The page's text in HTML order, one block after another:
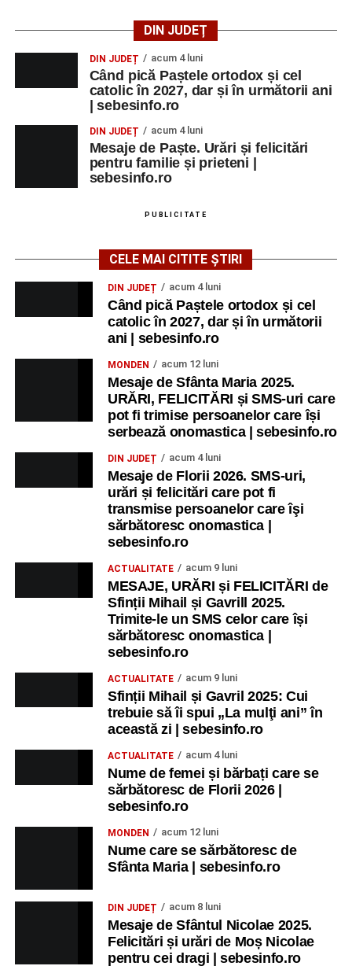
DIN JUDEȚ
DIN JUDEȚ acum 4 luni
Când pică Paștele ortodox și cel
catolic în 2027, dar și în următorii ani
| sebesinfo.ro
DIN JUDEȚ acum 4 luni
Mesaje de Paște. Urări și felicitări
pentru familie și prieteni |
sebesinfo.ro
PUBLICITATE
CELE MAI CITITE ȘTIRI
DIN JUDEȚ acum 4 luni
Când pică Paștele ortodox și cel
catolic în 2027, dar și în următorii
ani | sebesinfo.ro
MONDEN acum 12 luni
Mesaje de Sfânta Maria 2025.
URĂRI, FELICITĂRI și SMS-uri care
pot fi trimise persoanelor care își
serbează onomastica | sebesinfo.ro
DIN JUDEȚ acum 4 luni
Mesaje de Florii 2026. SMS-uri,
urări și felicitări care pot fi
transmise persoanelor care îşi
sărbătoresc onomastica |
sebesinfo.ro
ACTUALITATE acum 9 luni
MESAJE, URĂRI și FELICITĂRI de
Sfinții Mihail și Gavrill 2025.
Trimite-le un SMS celor care își
sărbătoresc onomastica |
sebesinfo.ro
ACTUALITATE acum 9 luni
Sfinții Mihail și Gavril 2025: Cui
trebuie să îi spui „La mulţi ani” în
această zi | sebesinfo.ro
ACTUALITATE acum 4 luni
Nume de femei și bărbați care se
sărbătoresc de Florii 2026 |
sebesinfo.ro
MONDEN acum 12 luni
Nume care se sărbătoresc de
Sfânta Maria | sebesinfo.ro
DIN JUDEȚ acum 8 luni
Mesaje de Sfântul Nicolae 2025.
Felicitări și urări de Moș Nicolae
pentru cei dragi | sebesinfo.ro